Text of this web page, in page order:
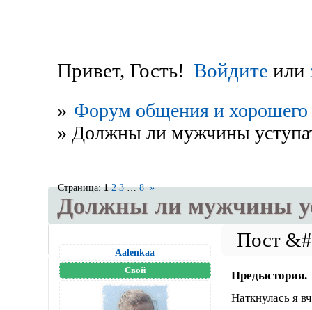
Привет, Гость! Войдите или
» Форум общения и хорошего
» Должны ли мужчины
Должны ли мужчины
Страница:1 2 3 … 8 »
Aalenkaa
Свой
Предыстория.
Наткнулась я